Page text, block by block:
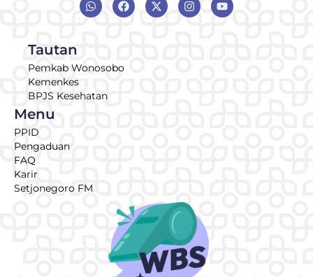
Tautan
Pemkab Wonosobo
Kemenkes
BPJS Kesehatan
Menu
PPID
Pengaduan
FAQ
Karir
Setjonegoro FM